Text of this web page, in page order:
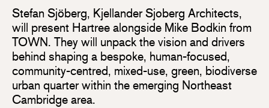
Stefan Sjöberg, Kjellander Sjoberg Architects,
will present Hartree alongside Mike Bodkin from
TOWN. They will unpack the vision and drivers
behind shaping a bespoke, human-focused,
community-centred, mixed-use, green, biodiverse
urban quarter within the emerging Northeast
Cambridge area.